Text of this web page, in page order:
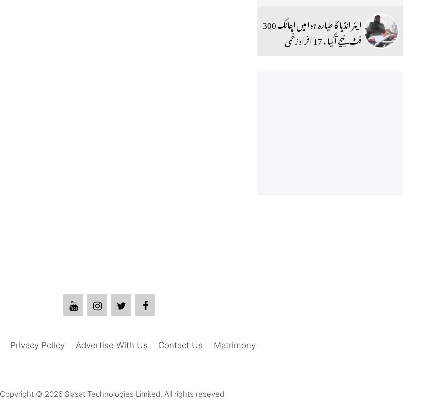
ایئر انڈیا کا طیارہ ہوا میں اچانک 300
فٹ نیچے آگیا ، 17 افراد زخمی
Matrimony
Contact Us
Advertise With Us
Privacy Policy
Copyright © 2026 Siasat Technologies Limited. All rights reseved.